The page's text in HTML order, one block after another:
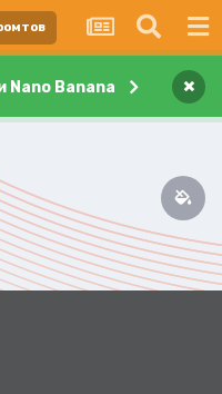
Nano Banana ×